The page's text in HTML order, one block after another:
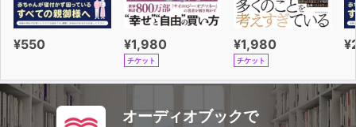
¥550 ¥1,980
チケット
¥1,980
チケット
オーディオブックで